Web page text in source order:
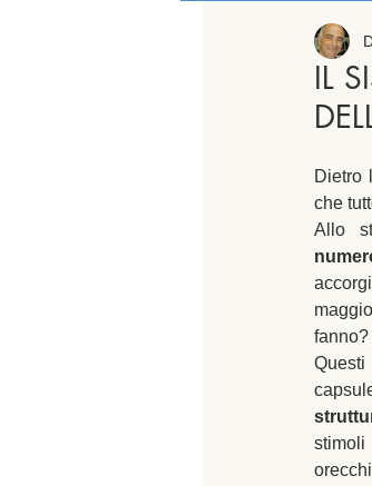
stretching
IL
Dietro
che
Allo
fanno?